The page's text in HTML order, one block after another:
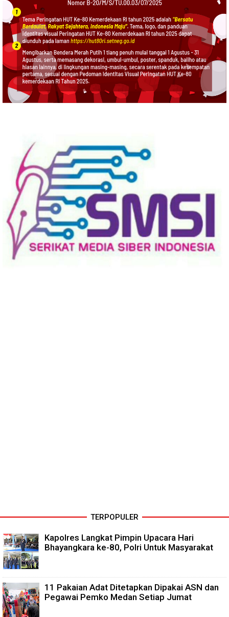
TERPOPULER
Kapolres Langkat Pimpin Upacara Hari
Bhayangkara ke-80, Polri Untuk Masyarakat
11 Pakaian Adat Ditetapkan Dipakai ASN dan
Pegawai Pemko Medan Setiap Jumat